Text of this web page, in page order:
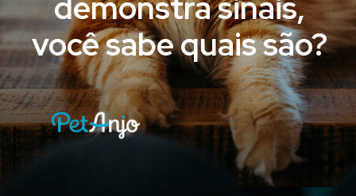
você sabe quais são?